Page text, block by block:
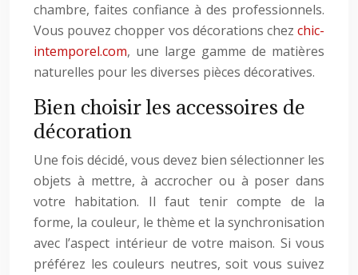
chambre, faites confiance à des professionnels.
Vous pouvez chopper vos décorations chez chic-
intemporel.com, une large gamme de matières
naturelles pour les diverses pièces décoratives.
Bien choisir les accessoires de
décoration
Une fois décidé, vous devez bien sélectionner les
objets à mettre, à accrocher ou à poser dans
votre habitation. Il faut tenir compte de la
forme, la couleur, le thème et la synchronisation
avec l’aspect intérieur de votre maison. Si vous
préférez les couleurs neutres, soit vous suivez